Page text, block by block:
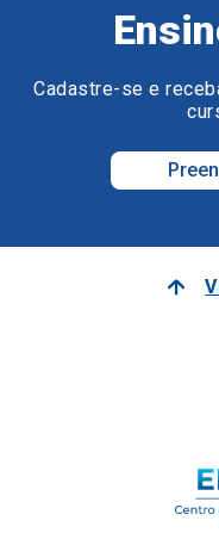
Cadastre-se e